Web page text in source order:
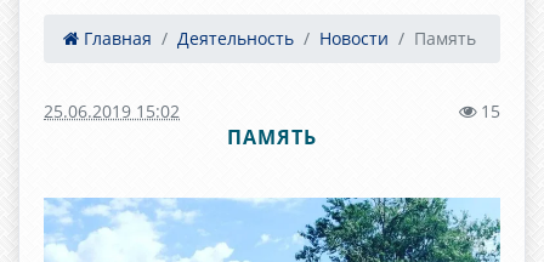
Главная Деятельность Новости Память
25.06.2019 15:02 15
ПАМЯТЬ